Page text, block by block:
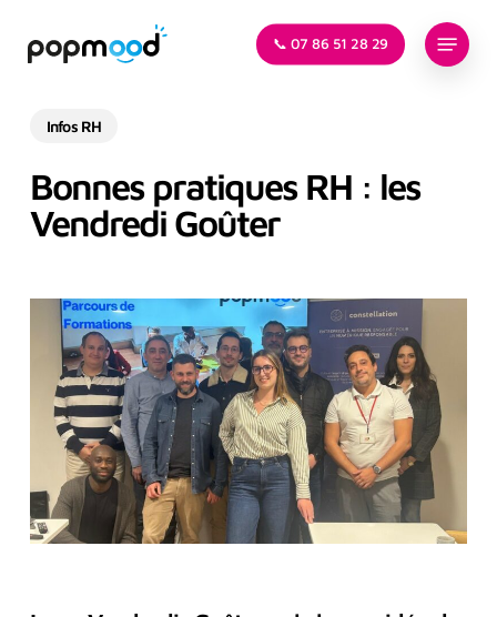
main
📞 07 86 51 28 29
Menu
Infos RH
Bonnes pratiques RH : les
Vendredi Goûter